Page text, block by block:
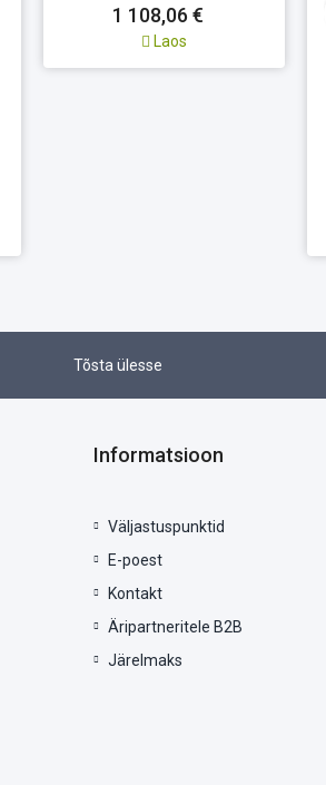
1 108,06 €
Laos
Tõsta ülesse
Informatsioon
Väljastuspunktid
E-poest
Kontakt
Äripartneritele B2B
Järelmaks